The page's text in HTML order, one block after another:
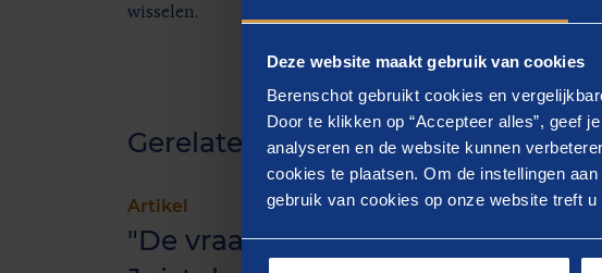
Deze website maakt gebruik van cookies
Berenschot gebruikt cookies en
Door te klikken op “Accepteer alles”, geef
analyseren en de website kunnen
cookies te plaatsen. Om de instellingen
gebruik van cookies op onze website treft u
wisselen.
Gerelateerde inzichten
Artikel
"De vraag achter de vraag